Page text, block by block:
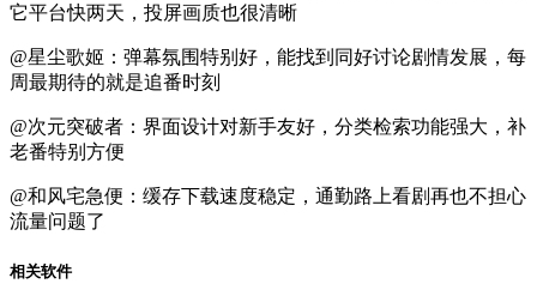
它平台快两天，投屏画质也很清晰
@星尘歌姬：弹幕氛围特别好，能找到同好讨论剧情发展，每
周最期待的就是追番时刻
@次元突破者：界面设计对新手友好，分类检索功能强大，补
老番特别方便
@和风宅急便：缓存下载速度稳定，通勤路上看剧再也不担心
流量问题了
相关软件